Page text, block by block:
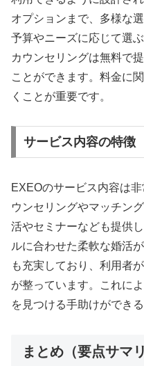
オプションまで、多様な
予算やニーズに応じて選
カウンセリングは無料で
ことができます。料金に
くことが重要です。
サービス内容の特徴
EXEOのサービス内容は
ウンセリングやマッチン
活やセミナーなども提供
ルに合わせた柔軟な婚活
も充実しており、利用者
が整っています。これに
を見つける手助けができる
まとめ（要点サマ